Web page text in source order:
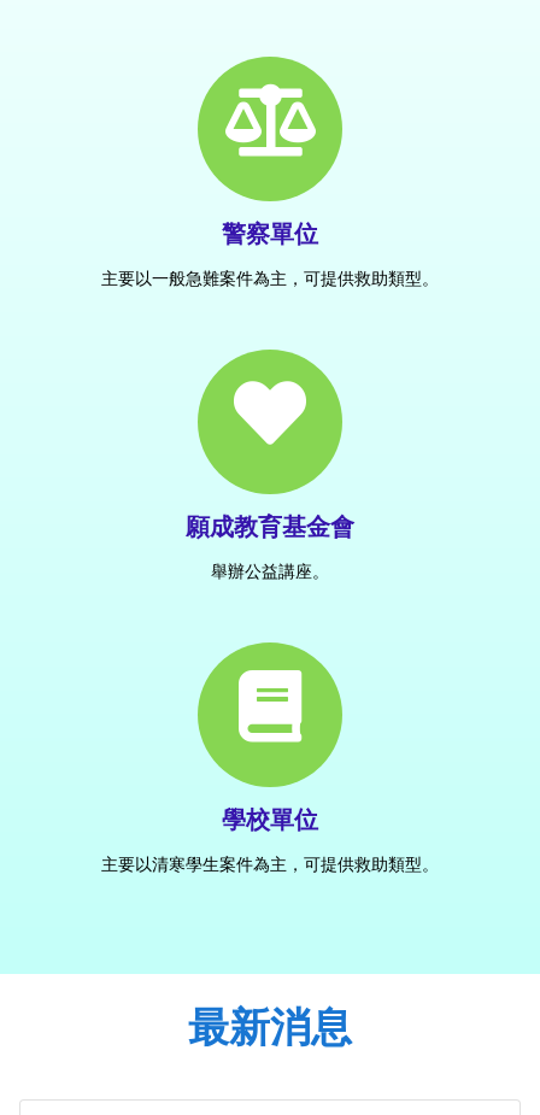
警察單位
主要以一般急難案件為主，可提供救助類型。
願成教育基金會
舉辦公益講座。
學校單位
主要以清寒學生案件為主，可提供救助類型。
最新消息